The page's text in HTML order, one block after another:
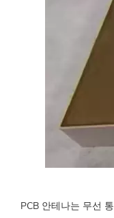
PCB 안테나는 무선